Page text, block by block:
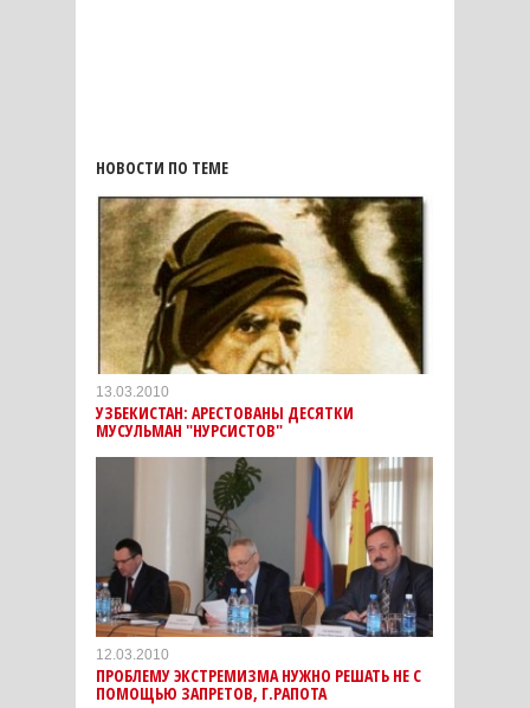
НОВОСТИ ПО ТЕМЕ
13.03.2010
УЗБЕКИСТАН: АРЕСТОВАНЫ ДЕСЯТКИ
МУСУЛЬМАН "НУРСИСТОВ"
12.03.2010
ПРОБЛЕМУ ЭКСТРЕМИЗМА НУЖНО РЕШАТЬ НЕ С
ПОМОЩЬЮ ЗАПРЕТОВ, Г.РАПОТА